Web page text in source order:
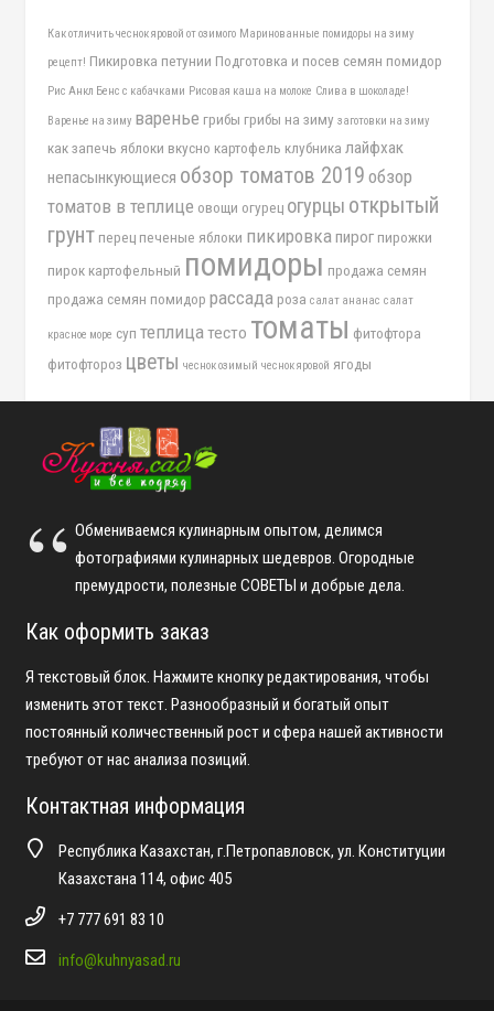
Как отличить чеснок яровой от озимого Маринованные помидоры на зиму
рецепт! Пикировка петунии Подготовка и посев семян помидор
Рис Анкл Бенс с кабачками Рисовая каша на молоке Слива в шоколаде!
Варенье на зиму варенье грибы грибы на зиму заготовки на зиму
как запечь яблоки вкусно картофель клубника лайфхак
непасынкующиеся обзор томатов 2019 обзор
томатов в теплице овощи огурец огурцы открытый
грунт перец печеные яблоки пикировка пирог пирожки
пирок картофельный помидоры продажа семян
продажа семян помидор рассада роза салат ананас салат
красное море суп теплица тесто томаты фитофтора
фитофтороз цветы чеснок озимый чеснок яровой ягоды
Обмениваемся кулинарным опытом, делимся
фотографиями кулинарных шедевров. Огородные
премудрости, полезные СОВЕТЫ и добрые дела.
Как оформить заказ
Я текстовый блок. Нажмите кнопку редактирования, чтобы
изменить этот текст. Разнообразный и богатый опыт
постоянный количественный рост и сфера нашей активности
требуют от нас анализа позиций.
Контактная информация
Республика Казахстан, г.Петропавловск, ул. Конституции
Казахстана 114, офис 405
+7 777 691 83 10
info@kuhnyasad.ru